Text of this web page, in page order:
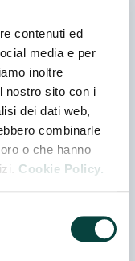
contenuti ed
media e per
inoltre
nostro sito con i
dei dati web,
combinarle
o che hanno
Cookie Policy.
di serraggio e
ruote,
o per
più ampia
estere e una
un
aree